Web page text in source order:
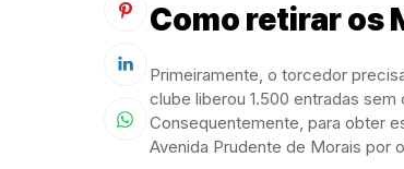
Como retirar os
Primeiramente, o torcedor
clube liberou 1.500 entradas
Consequentemente, para obter
Avenida Prudente de Morais por